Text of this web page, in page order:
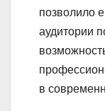
позволило
аудитории
в